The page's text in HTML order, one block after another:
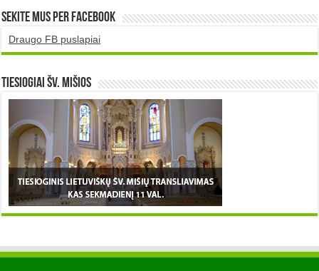
Sekite mus per Facebook
Draugo FB puslapiai
TIESIOGIAI šv. MIŠIOS